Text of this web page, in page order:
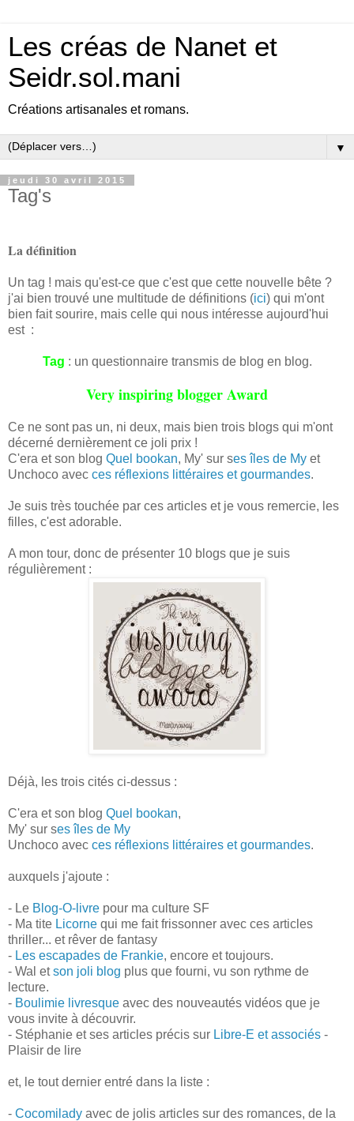
Les créas de Nanet et
Seidr.sol.mani
Créations artisanales et romans.
▼
jeudi 30 avril 2015
Tag's
La définition
Un tag ! mais qu'est-ce que c'est que cette nouvelle bête ?
j'ai bien trouvé une multitude de définitions (ici) qui m'ont
bien fait sourire, mais celle qui nous intéresse aujourd'hui
est :
Tag : un questionnaire transmis de blog en blog.
Very inspiring blogger Award
Ce ne sont pas un, ni deux, mais bien trois blogs qui m'ont
décerné dernièrement ce joli prix !
C'era et son blog Quel bookan, My' sur ses îles de My et
Unchoco avec ces réflexions littéraires et gourmandes.
Je suis très touchée par ces articles et je vous remercie, les
filles, c'est adorable.
A mon tour, donc de présenter 10 blogs que je suis
régulièrement :
Déjà, les trois cités ci-dessus :
C'era et son blog Quel bookan,
My' sur ses îles de My
Unchoco avec ces réflexions littéraires et gourmandes.
auxquels j'ajoute :
- Le Blog-O-livre pour ma culture SF
- Ma tite Licorne qui me fait frissonner avec ces articles
thriller... et rêver de fantasy
- Les escapades de Frankie, encore et toujours.
- Wal etson joli blog plus que fourni, vu son rythme de
lecture.
- Boulimie livresque avec des nouveautés vidéos que je
vous invite à découvrir.
- Stéphanie et ses articles précis sur Libre-E et associés -
Plaisir de lire
et, le tout dernier entré dans la liste :
- Cocomilady avec de jolis articles sur des romances, de la